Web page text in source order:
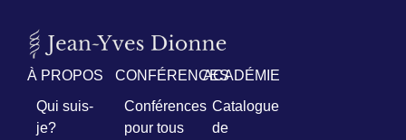
À PROPOS
Qui suis-
je?
CONFÉRENCES
Conférences
pour tous
ACADÉMIE
Catalogue
de